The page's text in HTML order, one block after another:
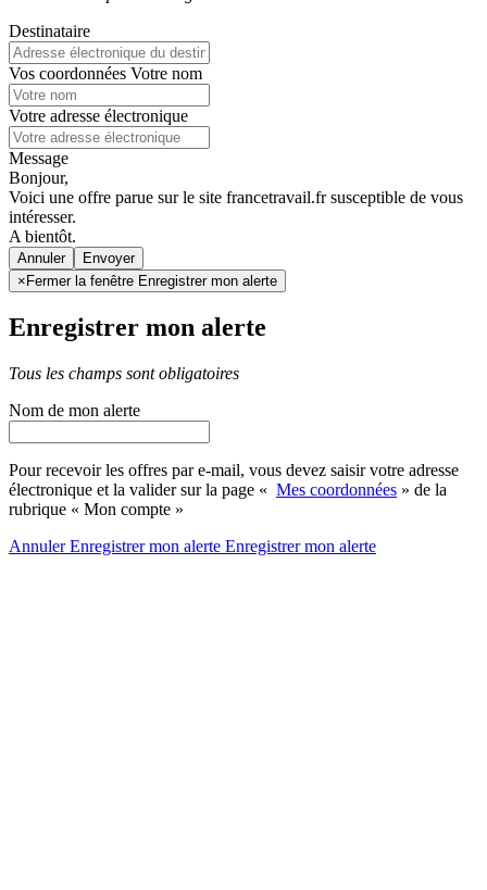
Destinataire
Vos coordonnées Votre nom
Votre adresse électronique
Message
Bonjour,
Voici une offre parue sur le site francetravail.fr susceptible de vous
intéresser.
A bientôt.
Annuler
×Fermer la fenêtre Enregistrer mon alerte
Enregistrer mon alerte
Tous les champs sont obligatoires
Nom de mon alerte
Pour recevoir les offres par e-mail, vous devez saisir votre adresse
électronique et la valider sur la page « Mes coordonnées » de la
rubrique « Mon compte »
AnnulerEnregistrer mon alerte Enregistrermon alerte